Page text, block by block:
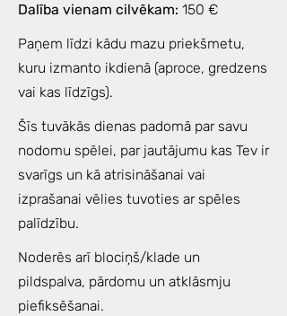
Dalība vienam cilvēkam: 150 €
Paņem līdzi kādu mazu priekšmetu,
kuru izmanto ikdienā (aproce, gredzens
vai kas līdzīgs).
Šīs tuvākās dienas padomā par savu
nodomu spēlei, par jautājumu kas Tev ir
svarīgs un kā atrisināšanai vai
izprašanai vēlies tuvoties ar spēles
palīdzību.
Noderēs arī blociņš/klade un
pildspalva, pārdomu un atklāsmju
piefiksēšanai.